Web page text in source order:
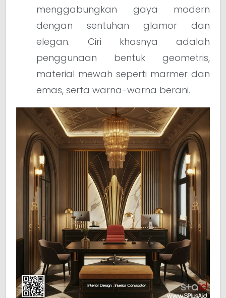
menggabungkan gaya modern
dengan sentuhan glamor dan
elegan. Ciri khasnya adalah
penggunaan bentuk geometris,
material mewah seperti marmer dan
emas, serta warna-warna berani.